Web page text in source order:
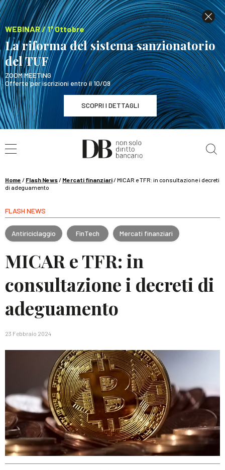
WEBINAR / 1° Ottobre
La riforma del sistema sanzionatorio
del TUF
ZOOM MEETING
Offerte per iscrizioni entro il 10/09
SCOPRI I DETTAGLI
WEBINAR / 1° Ottobre
La riforma del sistema sanzionatorio del TUF
Home / Flash News/ Mercati finanziari/MICAR e TFR: in consultazione i decreti
di adeguamento
FLASH NEWS
Antiriciclaggio FinTech Mercati finanziari
MICAR e TFR: in
consultazione i decreti di
adeguamento
23 Febbraio 2024